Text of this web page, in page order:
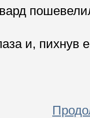
и, пихнув